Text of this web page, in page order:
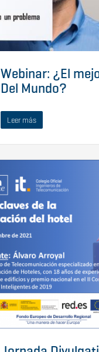
Webinar: ¿El
Del Mundo?
Leer más